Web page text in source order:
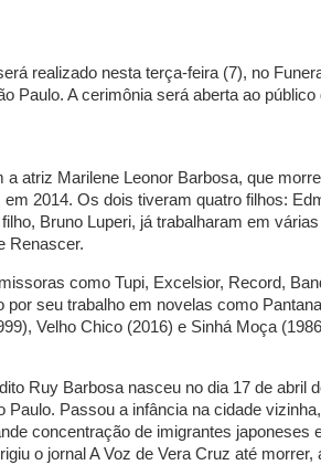
realizado nesta terça-feira (7), no
Paulo. A cerimônia será aberta ao público
atriz Marilene Leonor Barbosa, que
2014. Os dois tiveram quatro filhos:
Bruno Luperi, já trabalharam em
Renascer.
como Tupi, Excelsior, Record,
seu trabalho em novelas como
Velho Chico (2016) e Sinhá Moça
Ruy Barbosa nasceu no dia 17 de abril
Paulo. Passou a infância na cidade
concentração de imigrantes japoneses
o jornal A Voz de Vera Cruz até morrer,